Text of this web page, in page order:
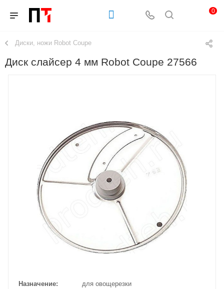
0
Диски, ножи Robot Coupe
Диск слайсер 4 мм Robot Coupe 27566
Назначение
для овощерезки